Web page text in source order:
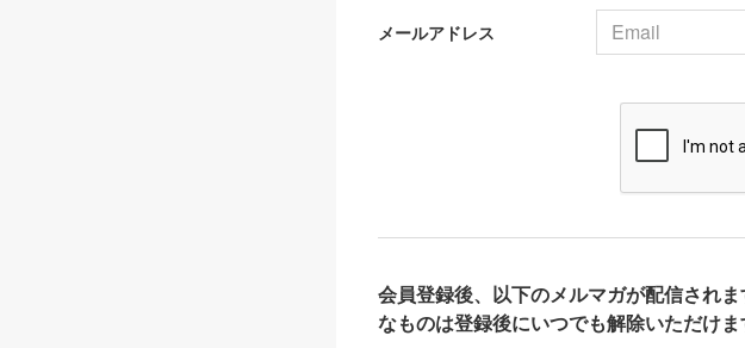
メールアドレス
会員登録後、以下のメルマガが配信され
なものは登録後にいつでも解除いただけま